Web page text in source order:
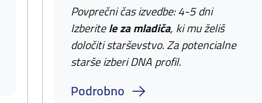
Povprečni čas izvedbe: 4-5 dni
Izberitele za mladiča, ki mu želiš
določiti starševstvo. Za potencialne
starše izberi DNA profil.
Podrobno